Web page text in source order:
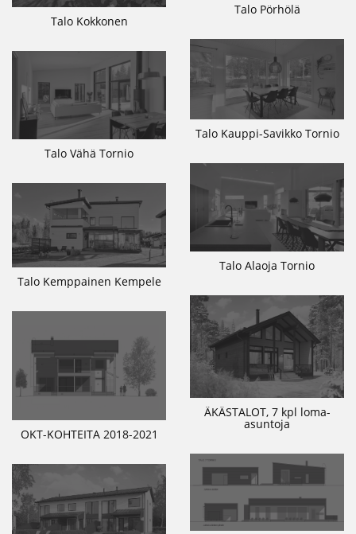
Talo Pörhölä
Talo Kokkonen
Talo Kauppi-Savikko Tornio
Talo Vähä Tornio
Talo Alaoja Tornio
Talo Kemppainen Kempele
ÄKÄSTALOT, 7 kpl loma-
asuntoja
OKT-KOHTEITA 2018-2021